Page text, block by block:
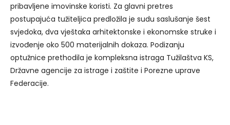
pribavljene imovinske koristi. Za glavni pretres
postupajuća tužiteljica predložila je sudu saslušanje šest
svjedoka, dva vještaka arhitektonske i ekonomske struke i
izvođenje oko 500 materijalnih dokaza. Podizanju
optužnice prethodila je kompleksna istraga Tužilaštva KS,
Državne agencije za istrage i zaštite i Porezne uprave
Federacije.